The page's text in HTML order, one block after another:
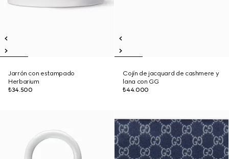
Jarrón con estampado
Herbarium
₺34.500
Cojín de jacquard de cashmere y
lana con GG
₺44.000